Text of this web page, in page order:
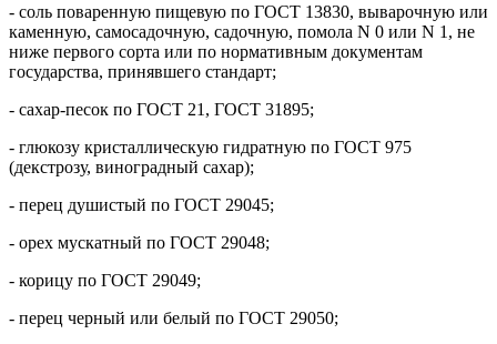
- соль поваренную пищевую по ГОСТ 13830, выварочную или
каменную, самосадочную, садочную, помола N 0 или N 1, не
ниже первого сорта или по нормативным документам
государства, принявшего стандарт;
- сахар-песок по ГОСТ 21, ГОСТ 31895;
- глюкозу кристаллическую гидратную по ГОСТ 975
(декстрозу, виноградный сахар);
- перец душистый по ГОСТ 29045;
- орех мускатный по ГОСТ 29048;
- корицу по ГОСТ 29049;
- перец черный или белый по ГОСТ 29050;